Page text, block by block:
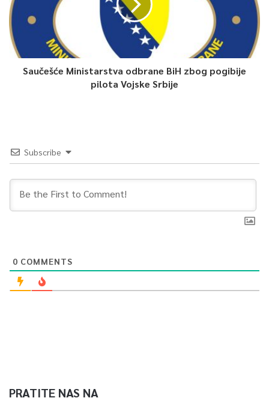
– U zimskom redu letenja 2020./2021. ne očekujemo značajno
povećanje broja sedmičnih letova. Povratka aviokompanija u
većem obimu, kao i uvođenje novih aviokompanija i destinacija
je izvjesnije od ljetnog reda letanja 2021. Odluka Vijeća
ministara BiH o otvaranju granice za sve strane državljane koji
imaju negativan PCR test je korak prema uspostavljanju
očuvanja radnih mjesta na Međunarodnom aerodromu
Sarajevo primjenjuju mjere štednje i racionalizacije troškova u
svim segmentima.
Saučešće Ministarstva odbrane BiH zbog pogibije
pilota Vojske Srbije
Subscribe
0 COMMENTS
PRATITE NAS NA